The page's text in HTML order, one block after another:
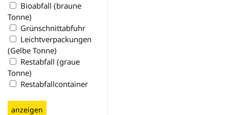
Bioabfall (braune
Tonne)
Grünschnittabfuhr
Leichtverpackungen
(Gelbe Tonne)
Restabfall (graue
Tonne)
Restabfallcontainer
anzeigen